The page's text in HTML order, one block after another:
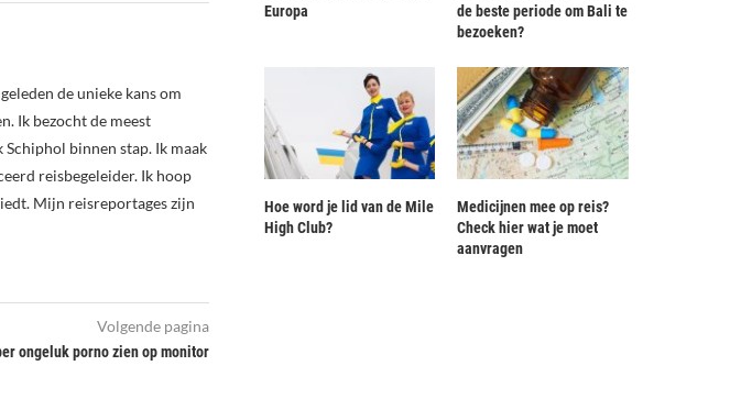
de unieke kans om
Ik bezocht de meest
binnen stap. Ik maak
reisbegeleider. Ik hoop
Mijn reisreportages zijn
Volgende pagina
ongeluk porno zien op monitor
Europa
de beste periode om Bali te
bezoeken?
Hoe word je lid van de Mile
High Club?
Medicijnen mee op reis?
Check hier wat je moet
aanvragen